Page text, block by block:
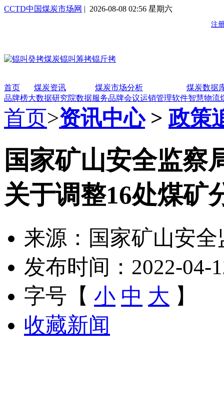
CCTD中国煤炭市场网 | 2026-08-08 02:56 星期六
首页 煤炭资讯 煤炭市场分析
煤炭数据
品牌榜大数据研究院数据服务品牌会议运销管理软件智慧物流
首页>资讯中心>政策
国家矿山安全监察
关于调整16处煤矿
来源：国家矿山安
发布时间：2022-04-
字号【 小 中 大 】
收藏新闻